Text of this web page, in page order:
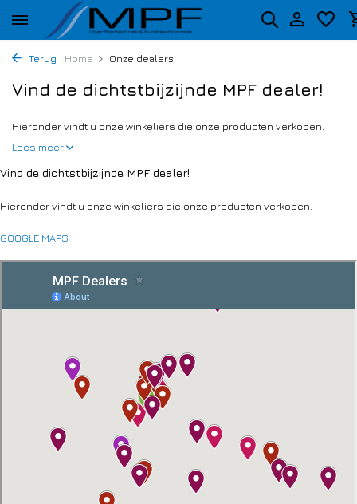
Terug Home Onze dealers
Vind de dichtstbijzijnde MPF dealer!
Hieronder vindt u onze winkeliers die onze producten verkopen.
Lees meer
Vind de dichtstbijzijnde MPF dealer!
Hieronder vindt u onze winkeliers die onze producten verkopen.
GOOGLE MAPS